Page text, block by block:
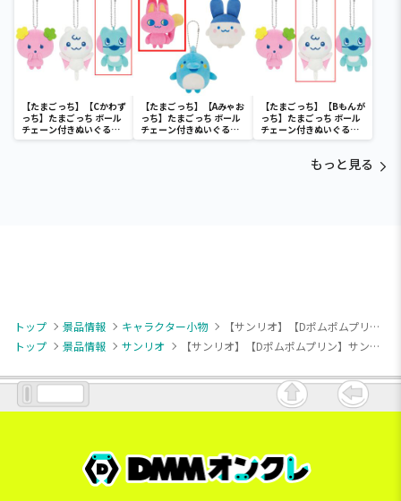
【たまごっち】【Cかわず
っち】たまごっち ボール
チェーン付きぬいぐるみ
～Tamagotchi
【たまごっち】【Aみゃお
っち】たまごっち ボール
チェーン付きぬいぐるみ
～Tamagotchi
【たまごっち】【Bもんが
っち】たまごっち ボール
チェーン付きぬいぐるみ
～Tamagotchi
もっと見る
トップ 景品情報 キャラクター小物
【サンリオ】【Dポムポムプリン】サンリオキャラクターズ ピクニックおすわりマスコット
トップ
景品情報 サンリオ 【サンリオ】【Dポムポムプリン】サンリオキャラクターズ ピクニックおすわりマスコット